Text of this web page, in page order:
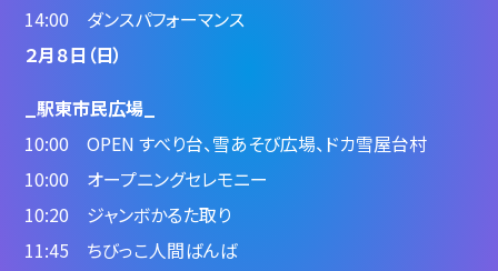
14:00 ダンスパフォーマンス
２月８日（日）
_駅東市民広場_
10:00 OPEN すべり台、雪あそび広場、ドカ雪屋台村
10:00 オープニングセレモニー
10:20 ジャンボかるた取り
11:45 ちびっこ人間ばんば